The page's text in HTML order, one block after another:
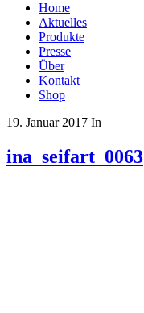
Home
Aktuelles
Produkte
Presse
Über
Kontakt
Shop
19. Januar 2017 In
ina_seifart_0063